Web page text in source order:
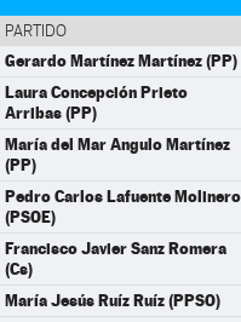
PARTIDO
Gerardo Martínez Martínez (PP)
Laura Concepción Prieto
Arribas (PP)
María del Mar Angulo Martínez
(PP)
Pedro Carlos Lafuente Molinero
(PSOE)
Francisco Javier Sanz Romera
(Cs)
María Jesús Ruíz Ruíz (PPSO)